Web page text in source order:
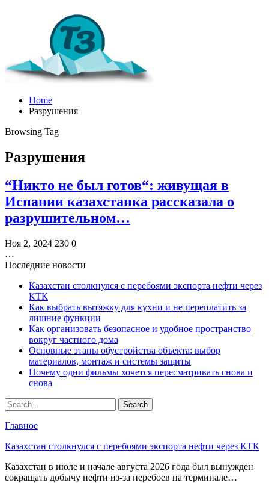
Home
Разрушения
Browsing Tag
Разрушения
“Никто не был готов“: живущая в
Испании казахстанка рассказала о
разрушительном…
Ноя 2, 2024 230 0
…
Последние новости
Казахстан столкнулся с перебоями экспорта нефти через
КТК
Как выбрать вытяжку для кухни и не переплатить за
лишние функции
Как организовать безопасное и удобное пространство
вокруг частного дома
Основные этапы обустройства объекта: выбор
материалов, монтаж и системы защиты
Почему одни фильмы хочется пересматривать снова и
снова
Главное
Казахстан столкнулся с перебоями экспорта нефти через КТК
Казахстан в июле и начале августа 2026 года был вынужден
сокращать добычу нефти из-за перебоев на терминале…